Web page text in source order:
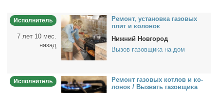
Исполнитель
7 лет 10 мес.
назад
Ре­монт, уста­нов­ка га­зо­вых
плит и ко­ло­нок
Нижний Новгород
Вызов газовщика на дом
Исполнитель
Ре­монт га­зо­вых кот­лов и ко­
ло­нок / Вы­звать га­зов­щи­ка